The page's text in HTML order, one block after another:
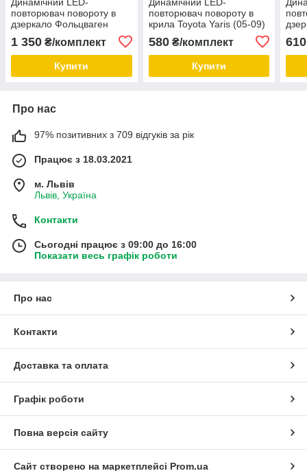
повторювач повороту в
дзеркало Фольцваген
Volkswagen VW Touareg I
димчасті (02-06 г.в.)
1 350 ₴/комплект
Купити
повторювач повороту в
крила Toyota Yaris (05-09)
RAV4 (06-09) Auris (07-10)
COROLLA (07-10)
580₴/комплект
Купити
610
Про нас
97% позитивних з 709 відгуків за рік
Працює з 18.03.2021
м. Львів
Львів, Україна
Контакти
Сьогодні працює з 09:00 до 16:00
Показати весь графік роботи
Про нас
Контакти
Доставка та оплата
Графік роботи
Повна версія сайту
Сайт створено на маркетплейсі Prom.ua